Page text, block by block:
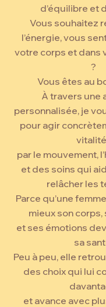
d’équilibre et
Vous souhaitez
l’énergie, vous
votre corps et dans
?
Vous êtes au
À travers une
personnalisée, je
pour agir
par le mouvement,
et des soins qui
relâcher les
Parce qu’une
mieux son
et ses émotions
sa
Peu à peu, elle
des choix qui lui
et avance avec